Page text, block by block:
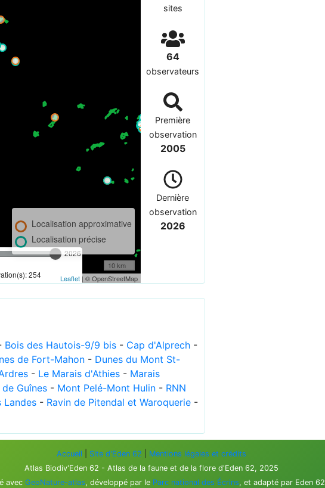
2026
254
Localisation approximative
Localisation précise
10 km
Leaflet| © OpenStreetMap
sites
64
observateurs
Première
observation
2005
Dernière
observation
2026
Bois des Hautois-9/9 bis - Cap d'Alprech -
de Fort-Mahon - Dunes du Mont St-
- Le Marais d'Athies - Marais
Guînes - Mont Pelé-Mont Hulin - RNN
Landes - Ravin de Pitendal et Waroquerie -
Accueil Site d'Eden 62
Mentions légales et crédits
Atlas Biodiv'Eden 62 - Atlas de la faune et de la flore d'Eden 62, 2025
avec GeoNature-atlas, développé par le Parc national des Écrins, et adapté par Eden 62